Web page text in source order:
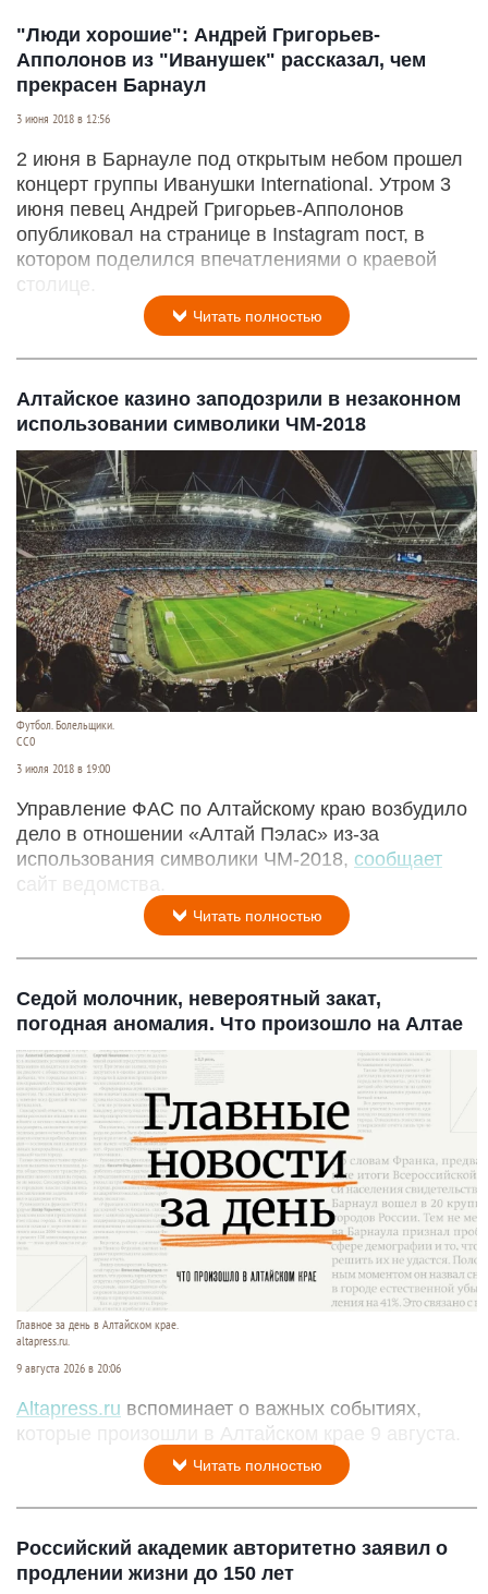
"Люди хорошие": Андрей Григорьев-
Апполонов из "Иванушек" рассказал, чем
прекрасен Барнаул
3 июня 2018 в 12:56
2 июня в Барнауле под открытым небом прошел
концерт группы Иванушки International. Утром 3
июня певец Андрей Григорьев-Апполонов
опубликовал на странице в Instagram пост, в
котором поделился впечатлениями о краевой
столице.
Читать полностью
Алтайское казино заподозрили в незаконном
использовании символики ЧМ-2018
Футбол. Болельщики.
СС0
3 июля 2018 в 19:00
Управление ФАС по Алтайскому краю возбудило
дело в отношении «Алтай Пэлас» из-за
использования символики ЧМ-2018, сообщает
сайт ведомства.
Читать полностью
Седой молочник, невероятный закат,
погодная аномалия. Что произошло на Алтае
Главное за день в Алтайском крае.
altapress.ru.
9 августа 2026 в 20:06
Altapress.ru вспоминает о важных событиях,
которые произошли в Алтайском крае 9 августа.
Читать полностью
Российский академик авторитетно заявил о
продлении жизни до 150 лет